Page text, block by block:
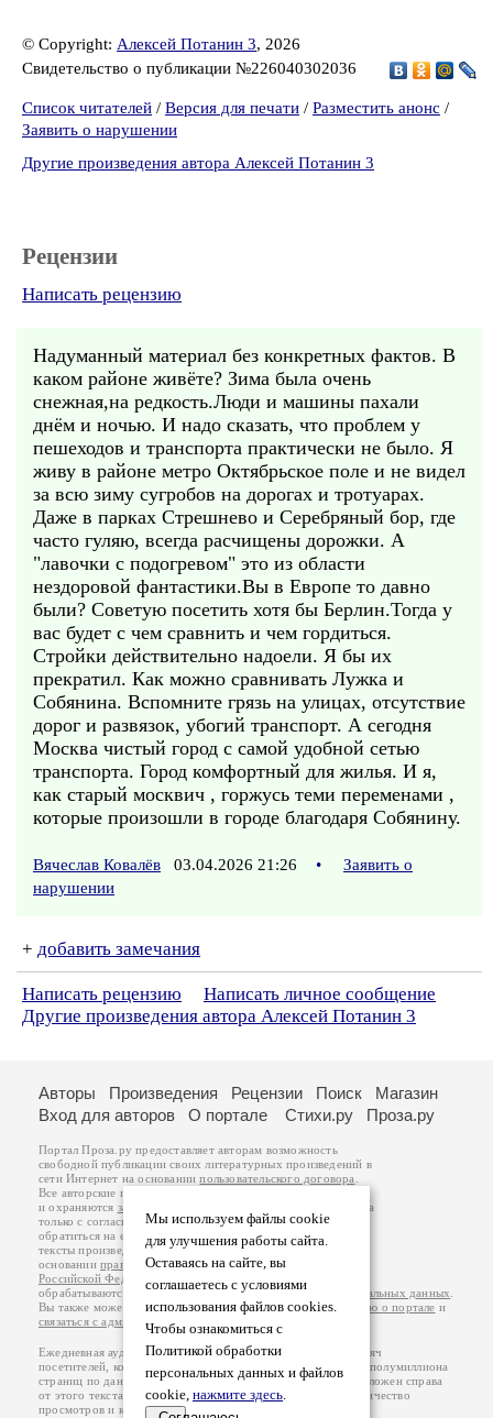
© Copyright: Алексей Потанин 3, 2026
Свидетельство о публикации №226040302036
Список читателей / Версия для печати / Разместить анонс /
Заявить о нарушении
Другие произведения автора Алексей Потанин 3
Рецензии
Написать рецензию
Надуманный материал без конкретных фактов. В
каком районе живёте? Зима была очень
снежная,на редкость.Люди и машины пахали
днём и ночью. И надо сказать, что проблем у
пешеходов и транспорта практически не было. Я
живу в районе метро Октябрьское поле и не видел
за всю зиму сугробов на дорогах и тротуарах.
Даже в парках Стрешнево и Серебряный бор, где
часто гуляю, всегда расчищены дорожки. А
"лавочки с подогревом" это из области
нездоровой фантастики.Вы в Европе то давно
были? Советую посетить хотя бы Берлин.Тогда у
вас будет с чем сравнить и чем гордиться.
Стройки действительно надоели. Я бы их
прекратил. Как можно сравнивать Лужка и
Собянина. Вспомните грязь на улицах, отсутствие
дорог и развязок, убогий транспорт. А сегодня
Москва чистый город с самой удобной сетью
транспорта. Город комфортный для жилья. И я,
как старый москвич , горжусь теми переменами ,
которые произошли в городе благодаря Собянину.
Вячеслав Ковалёв 03.04.2026 21:26 •
Заявить о
нарушении
+ добавить замечания
Написать рецензию
Написать личное сообщение
Другие произведения автора Алексей Потанин 3
Мы используем файлы cookie
для улучшения работы сайта.
Оставаясь на сайте, вы
соглашаетесь с условиями
использования файлов cookies.
Чтобы ознакомиться с
Политикой обработки
персональных данных и файлов
cookie, нажмите здесь.
Авторы Произведения Рецензии Поиск
Магазин
Вход для авторов
О портале Стихи.ру Проза.ру
Портал Проза.ру предоставляет авторам возможность
свободной публикации своих литературных произведений в
сети Интернет на основаниипользовательского договора
Все авторские права на произведения принадлежат авторам
и охраняются законом
. Перепечатка произведений возможна
только с согласия его автора, к которому вы можете
обратиться на его авторской странице. Ответственность за
тексты произведений авторы несут самостоятельно на
основанииправил публикацииизаконодательства
Российской Федерации
обрабатываются на основанииПолитики обработки персональных данных
Вы также можете посмотреть более подробнуюинформацию о портале и
связаться с администрацией
Ежедневная аудитория портала Проза.ру – порядка 100 тысяч
посетителей, которые в общей сумме просматривают более полумиллиона
страниц по данным счетчика посещаемости, который расположен справа
от этого текста. В каждой графе указано по две цифры: количество
просмотров и количество посетителей.